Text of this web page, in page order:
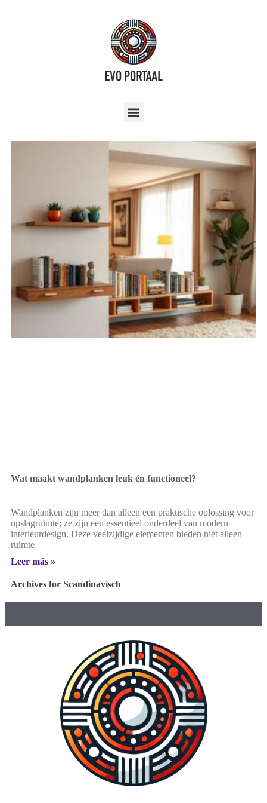
Wat maakt wandplanken leuk én functioneel?
Wandplanken zijn meer dan alleen een praktische oplossing voor
opslagruimte; ze zijn een essentieel onderdeel van modern
interieurdesign. Deze veelzijdige elementen bieden niet alleen
ruimte
Leer más »
Archives for Scandinavisch